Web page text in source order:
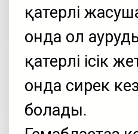
қатерлі
онда ол
қатерлі ісік
онда сирек
болады.